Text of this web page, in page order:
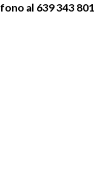
al 639 343 801